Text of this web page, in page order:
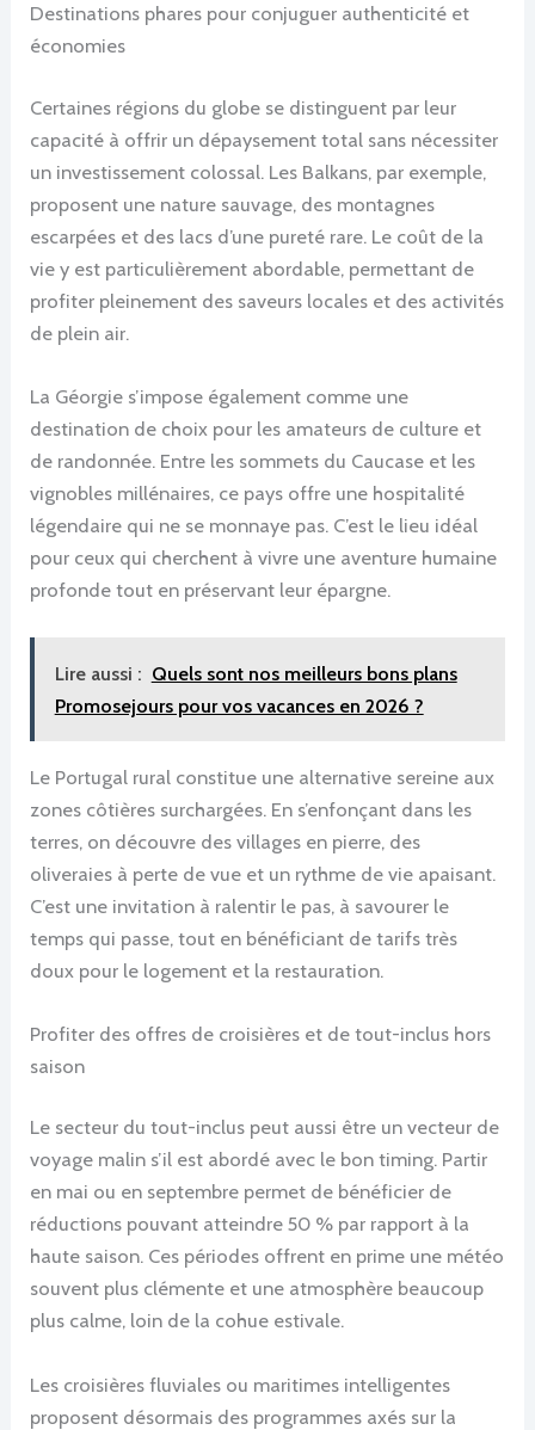
Destinations phares pour conjuguer authenticité et
économies
Certaines régions du globe se distinguent par leur
capacité à offrir un dépaysement total sans nécessiter
un investissement colossal. Les Balkans, par exemple,
proposent une nature sauvage, des montagnes
escarpées et des lacs d’une pureté rare. Le coût de la
vie y est particulièrement abordable, permettant de
profiter pleinement des saveurs locales et des activités
de plein air.
La Géorgie s’impose également comme une
destination de choix pour les amateurs de culture et
de randonnée. Entre les sommets du Caucase et les
vignobles millénaires, ce pays offre une hospitalité
légendaire qui ne se monnaye pas. C’est le lieu idéal
pour ceux qui cherchent à vivre une aventure humaine
profonde tout en préservant leur épargne.
Lire aussi : Quels sont nos meilleurs bons plans
Promosejours pour vos vacances en 2026 ?
Le Portugal rural constitue une alternative sereine aux
zones côtières surchargées. En s’enfonçant dans les
terres, on découvre des villages en pierre, des
oliveraies à perte de vue et un rythme de vie apaisant.
C’est une invitation à ralentir le pas, à savourer le
temps qui passe, tout en bénéficiant de tarifs très
doux pour le logement et la restauration.
Profiter des offres de croisières et de tout-inclus hors
saison
Le secteur du tout-inclus peut aussi être un vecteur de
voyage malin s’il est abordé avec le bon timing. Partir
en mai ou en septembre permet de bénéficier de
réductions pouvant atteindre 50 % par rapport à la
haute saison. Ces périodes offrent en prime une météo
souvent plus clémente et une atmosphère beaucoup
plus calme, loin de la cohue estivale.
Les croisières fluviales ou maritimes intelligentes
proposent désormais des programmes axés sur la